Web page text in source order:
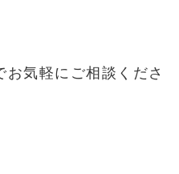
気軽にご相談くださ